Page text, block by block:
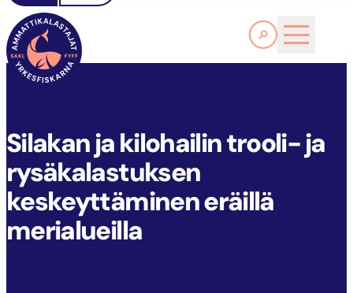
Lue lisää
SAKL
Silakan ja kilohailin trooli- ja
rysäkalastuksen
keskeyttäminen eräillä
merialueilla